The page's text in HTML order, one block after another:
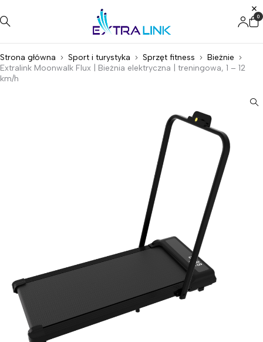
0
Strona główna Sport i turystyka Sprzęt fitness
Bieżnie
Extralink Moonwalk Flux | Bieżnia elektryczna | treningowa, 1 – 12
km/h